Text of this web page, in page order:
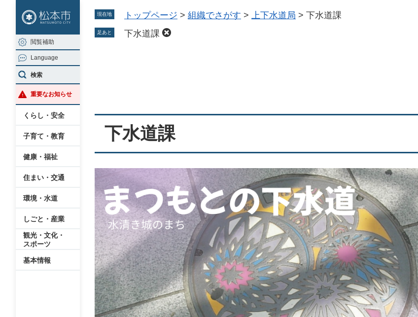
ジ
の
先
頭
で
す
ュ
ー
を
飛
ば
し
閲覧補助
Language
検索
重要なお知らせ
くらし・安全
子育て・教育
健康・福祉
住まい・交通
環境・水道
しごと・産業
観光・文化・
スポーツ
基本情報
現在地 トップページ > 組織でさがす > 上下水道局 > 下水道課
足あと 下水道課
下水道課